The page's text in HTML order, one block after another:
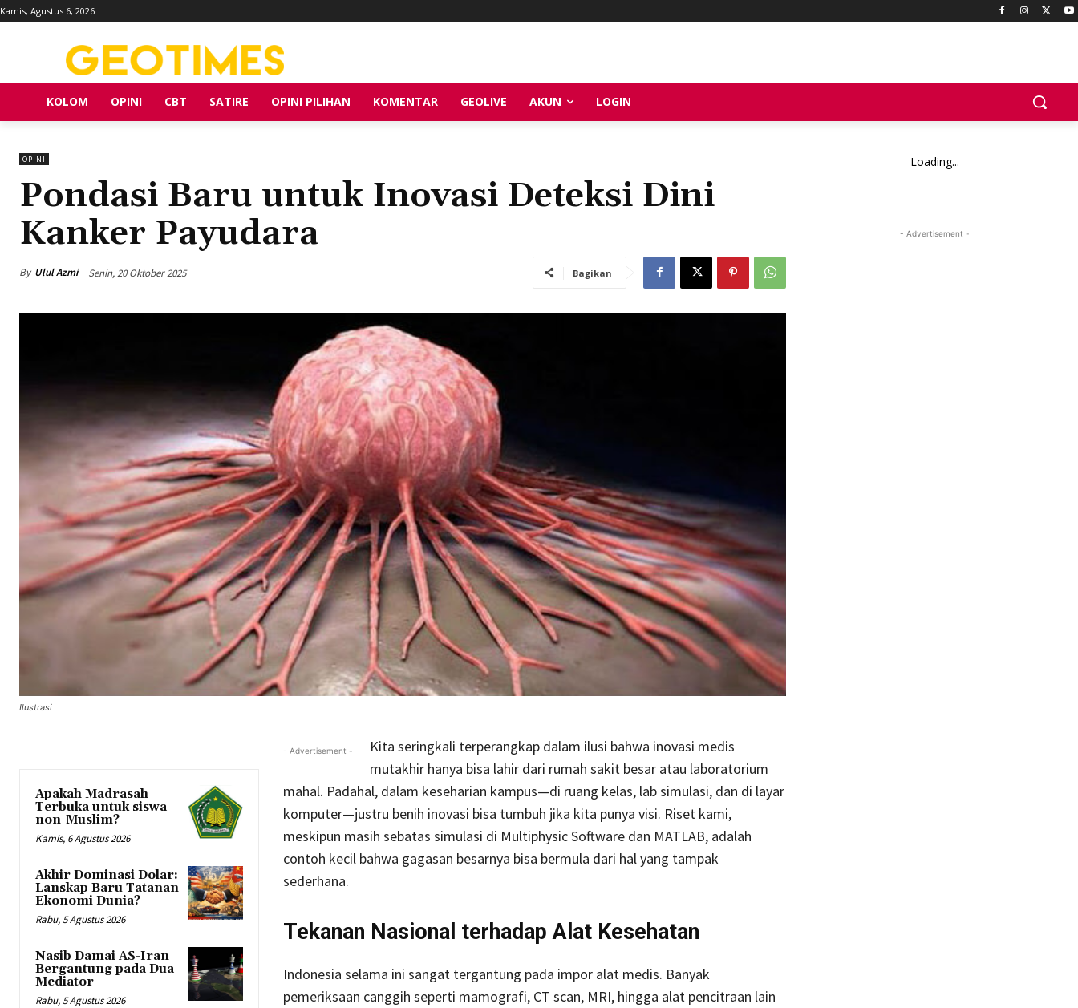
Kamis, Agustus 6, 2026
KOLOM OPINI CBT SATIRE OPINI PILIHAN KOMENTAR GEOLIVE AKUN LOGIN
OPINI
Pondasi Baru untuk Inovasi Deteksi Dini
Kanker Payudara
By Ulul Azmi Senin, 20 Oktober 2025 Bagikan
Ilustrasi
Apakah Madrasah
Terbuka untuk siswa
non-Muslim?
Kamis, 6 Agustus 2026
Akhir Dominasi Dolar:
Lanskap Baru Tatanan
Ekonomi Dunia?
Rabu, 5 Agustus 2026
Nasib Damai AS-Iran
Bergantung pada Dua
Mediator
Rabu, 5 Agustus 2026
- Advertisement -
Kita seringkali terperangkap dalam ilusi bahwa inovasi medis
mutakhir hanya bisa lahir dari rumah sakit besar atau laboratorium
mahal. Padahal, dalam keseharian kampus—di ruang kelas, lab simulasi, dan di layar
komputer—justru benih inovasi bisa tumbuh jika kita punya visi. Riset kami,
meskipun masih sebatas simulasi di Multiphysic Software dan MATLAB, adalah
contoh kecil bahwa gagasan besarnya bisa bermula dari hal yang tampak
sederhana.
Tekanan Nasional terhadap Alat Kesehatan
Indonesia selama ini sangat tergantung pada impor alat medis. Banyak
pemeriksaan canggih seperti mamografi, CT scan, MRI, hingga alat pencitraan lain
Loading...
- Advertisement -